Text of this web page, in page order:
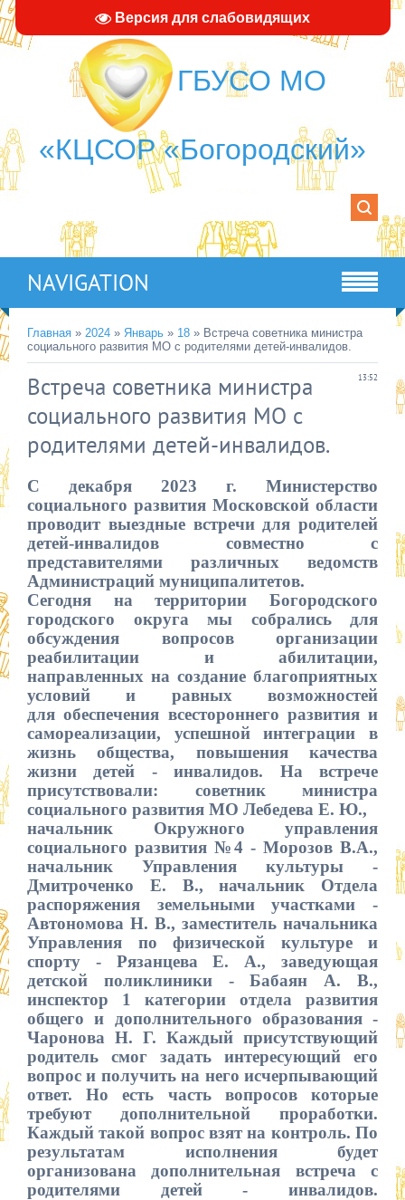
Версия для слабовидящих
ГБУСО МО
«КЦСОР «Богородский»
NAVIGATION
Главная » 2024 » Январь » 18 » Встреча советника министра
социального развития МО с родителями детей-инвалидов.
13:52
Встреча советника министра
социального развития МО с
родителями детей-инвалидов.
С декабря 2023 г. Министерство
социального развития Московской области
проводит выездные встречи для родителей
детей-инвалидов совместно с
представителями различных ведомств
Администраций муниципалитетов.
Сегодня на территории Богородского
городского округа мы собрались для
обсуждения вопросов организации
реабилитации и абилитации,
направленных на создание благоприятных
условий и равных возможностей
для обеспечения всестороннего развития и
самореализации, успешной интеграции в
жизнь общества, повышения качества
жизни детей - инвалидов. На встрече
присутствовали: советник министра
социального развития МО Лебедева Е. Ю.,
начальник Окружного управления
социального развития №4 - Морозов В.А.,
начальник Управления культуры -
Дмитроченко Е. В., начальник Отдела
распоряжения земельными участками -
Автономова Н. В., заместитель начальника
Управления по физической культуре и
спорту - Рязанцева Е. А., заведующая
детской поликлиники - Бабаян А. В.,
инспектор 1 категории отдела развития
общего и дополнительного образования -
Чаронова Н. Г. Каждый присутствующий
родитель смог задать интересующий его
вопрос и получить на него исчерпывающий
ответ. Но есть часть вопросов которые
требуют дополнительной проработки.
Каждый такой вопрос взят на контроль. По
результатам исполнения будет
организована дополнительная встреча с
родителями детей - инвалидов.